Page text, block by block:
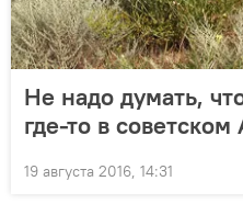
Не надо думать,
где-то в
19 августа 2016, 14:31